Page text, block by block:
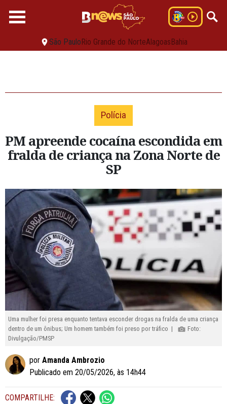
São PauloRio Grande do NorteAlagoasBahia
Polícia
PM apreende cocaína escondida em
fralda de criança na Zona Norte de
SP
Uma mulher foi presa enquanto tentava esconder drogas na fralda de uma criança
dentro de um ônibus; Um homem também foi preso por tráfico |
Foto:
Divulgação/PMSP
por Amanda Ambrozio
Publicado em 20/05/2026, às 14h44
COMPARTILHE: